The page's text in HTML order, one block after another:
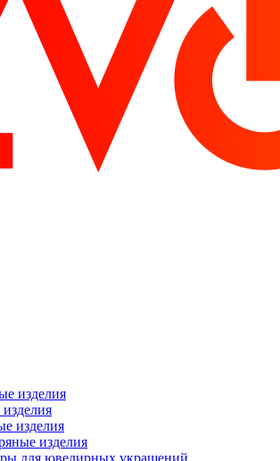
изделия
изделия
для ювелирных украшений